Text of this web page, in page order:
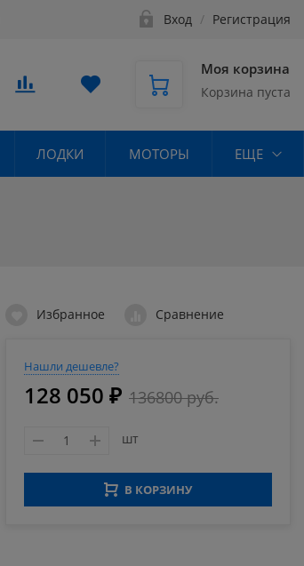
Вход / Регистрация
Моя корзина
Корзина пуста
ЛОДКИ МОТОРЫ ЕЩЕ
Избранное Сравнение
Нашли дешевле?
128 050 ₽ 136800 руб.
шт
В КОРЗИНУ